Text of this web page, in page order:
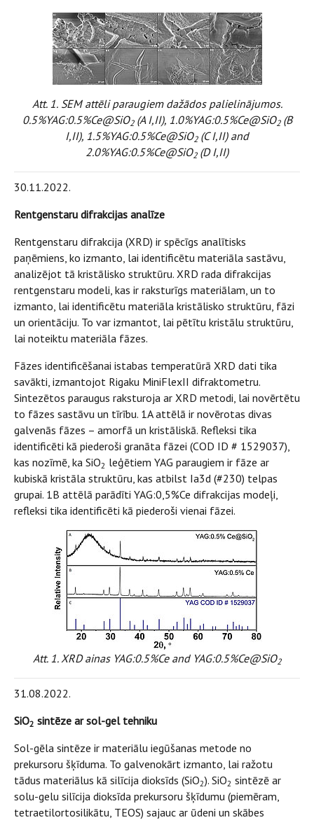
Att. 1. SEM attēli paraugiem dažādos palielinājumos.
0.5%YAG:0.5%Ce@SiO2 (A I,II), 1.0%YAG:0.5%Ce@SiO2 (B
I,II), 1.5%YAG:0.5%Ce@SiO2 (C I,II) and
2.0%YAG:0.5%Ce@SiO2 (D I,II)
30.11.2022.
Rentgenstaru difrakcijas analīze
Rentgenstaru difrakcija (XRD) ir spēcīgs analītisks
paņēmiens, ko izmanto, lai identificētu materiāla sastāvu,
analizējot tā kristālisko struktūru. XRD rada difrakcijas
rentgenstaru modeli, kas ir raksturīgs materiālam, un to
izmanto, lai identificētu materiāla kristālisko struktūru, fāzi
un orientāciju. To var izmantot, lai pētītu kristālu struktūru,
lai noteiktu materiāla fāzes.
Fāzes identificēšanai istabas temperatūrā XRD dati tika
savākti, izmantojot Rigaku MiniFlexII difraktometru.
Sintezētos paraugus raksturoja ar XRD metodi, lai novērtētu
to fāzes sastāvu un tīrību. 1A attēlā ir novērotas divas
galvenās fāzes – amorfā un kristāliskā. Refleksi tika
identificēti kā piederoši granāta fāzei (COD ID # 1529037),
kas nozīmē, ka SiO2 leģētiem YAG paraugiem ir fāze ar
kubiskā kristāla struktūru, kas atbilst Ia3d (#230) telpas
grupai. 1B attēlā parādīti YAG:0,5%Ce difrakcijas modeļi,
refleksi tika identificēti kā piederoši vienai fāzei.
Att. 1. XRD ainas YAG:0.5%Ce and YAG:0.5%Ce@SiO2
31.08.2022.
SiO2 sintēze ar sol-gel tehniku
Sol-gēla sintēze ir materiālu iegūšanas metode no
prekursoru šķīduma. To galvenokārt izmanto, lai ražotu
tādus materiālus kā silīcija dioksīds (SiO2). SiO2 sintēzē ar
solu-gelu silīcija dioksīda prekursoru šķīdumu (piemēram,
tetraetilortosilikātu, TEOS) sajauc ar ūdeni un skābes